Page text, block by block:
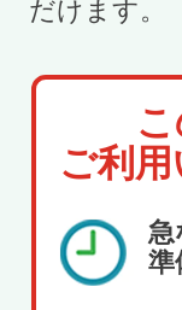
だけます。
ご利
急
準